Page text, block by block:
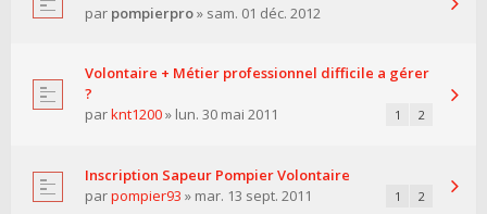
par pompierpro» sam. 01 déc. 2012
Volontaire + Métier professionnel difficile a gérer
?
parknt1200» lun. 30 mai 2011 1 2
Inscription Sapeur Pompier Volontaire
parpompier93 » mar. 13 sept. 2011 1 2